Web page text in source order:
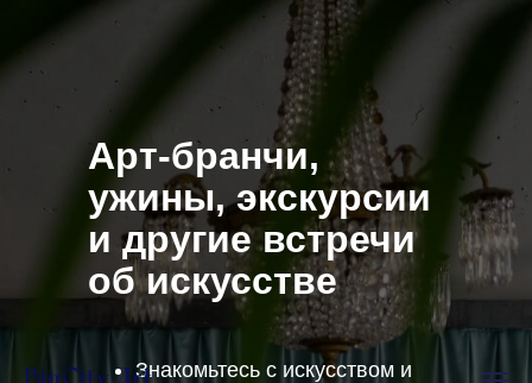
Арт-бранчи,
ужины, экскурсии
и другие встречи
об искусстве
Знакомьтесь с искусством и